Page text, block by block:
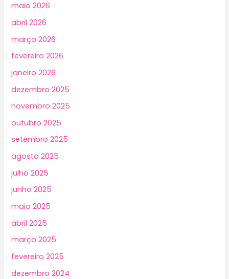
maio 2026
abril 2026
março 2026
fevereiro 2026
janeiro 2026
dezembro 2025
novembro 2025
outubro 2025
setembro 2025
agosto 2025
julho 2025
junho 2025
maio 2025
abril 2025
março 2025
fevereiro 2025
dezembro 2024